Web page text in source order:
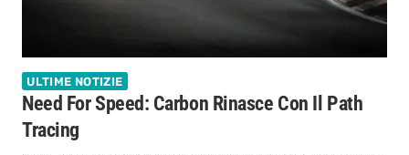
ULTIME NOTIZIE
Need For Speed: Carbon Rinasce Con Il Path
Tracing